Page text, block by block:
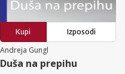
Kupi
Izposodi
Andreja Gungl
Duša na prepihu